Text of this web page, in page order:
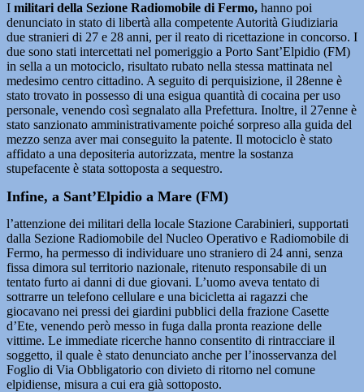
I militari della Sezione Radiomobile di Fermo, hanno poi
denunciato in stato di libertà alla competente Autorità Giudiziaria
due stranieri di 27 e 28 anni, per il reato di ricettazione in concorso. I
due sono stati intercettati nel pomeriggio a Porto Sant’Elpidio (FM)
in sella a un motociclo, risultato rubato nella stessa mattinata nel
medesimo centro cittadino. A seguito di perquisizione, il 28enne è
stato trovato in possesso di una esigua quantità di cocaina per uso
personale, venendo così segnalato alla Prefettura. Inoltre, il 27enne è
stato sanzionato amministrativamente poiché sorpreso alla guida del
mezzo senza aver mai conseguito la patente. Il motociclo è stato
affidato a una depositeria autorizzata, mentre la sostanza
stupefacente è stata sottoposta a sequestro.
Infine, a Sant’Elpidio a Mare (FM)
l’attenzione dei militari della locale Stazione Carabinieri, supportati
dalla Sezione Radiomobile del Nucleo Operativo e Radiomobile di
Fermo, ha permesso di individuare uno straniero di 24 anni, senza
fissa dimora sul territorio nazionale, ritenuto responsabile di un
tentato furto ai danni di due giovani. L’uomo aveva tentato di
sottrarre un telefono cellulare e una bicicletta ai ragazzi che
giocavano nei pressi dei giardini pubblici della frazione Casette
d’Ete, venendo però messo in fuga dalla pronta reazione delle
vittime. Le immediate ricerche hanno consentito di rintracciare il
soggetto, il quale è stato denunciato anche per l’inosservanza del
Foglio di Via Obbligatorio con divieto di ritorno nel comune
elpidiense, misura a cui era già sottoposto.